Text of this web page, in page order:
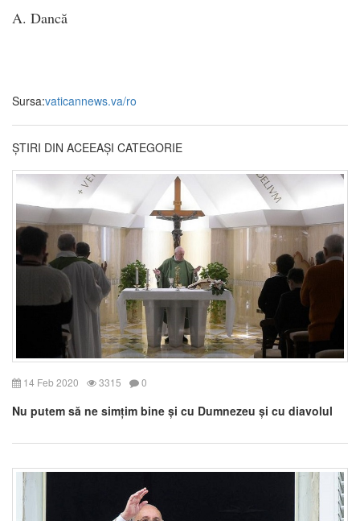
A. Dancă
Sursa:vaticannews.va/ro
ȘTIRI DIN ACEEAȘI CATEGORIE
14 Feb 2020 3315 0
Nu putem să ne simțim bine și cu Dumnezeu și cu diavolul